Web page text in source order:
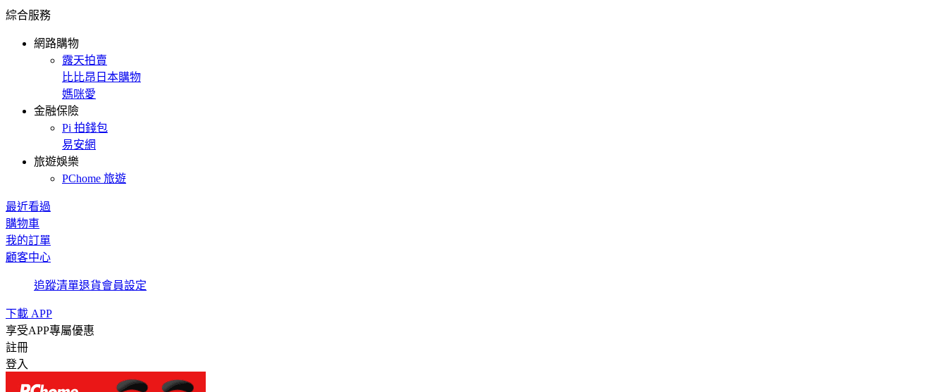
綜合服務
網路購物
露天拍賣
比比昂日本購物
媽咪愛
金融保險
Pi 拍錢包
易安網
旅遊娛樂
PChome 旅遊
最近看過
購物車
我的訂單
顧客中心
追蹤清單退貨會員設定
下載 APP
享受APP專屬優惠
註冊
登入